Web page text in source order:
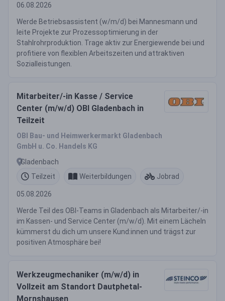
06.08.2026
Werde Betriebsassistent (w/m/d) bei Mannesmann und
leite Projekte zur Prozessoptimierung in der
Stahlrohrproduktion. Trage aktiv zur Energiewende bei und
profitiere von flexiblen Arbeitszeiten und attraktiven
Sozialleistungen.
Mitarbeiter/-in Kasse / Service
Center (m/w/d) OBI Gladenbach in
Teilzeit
OBI Bau- und Heimwerkermarkt Gladenbach
GmbH u. Co. Handels KG
Gladenbach
Teilzeit
Weiterbildungen Jobrad
05.08.2026
Werde Teil des OBI-Teams in Gladenbach als Mitarbeiter/-in
im Kassen- und Service Center (m/w/d). Mit einem Lächeln
kümmerst du dich um unsere Kund:innen und trägst zur
positiven Atmosphäre bei!
Werkzeugmechaniker (m/w/d) in
Vollzeit am Standort Dautphetal-
Mornshausen